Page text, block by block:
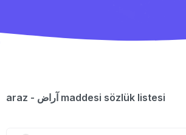
araz - آراض maddesi sözlük listesi